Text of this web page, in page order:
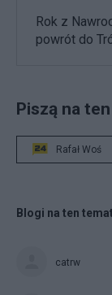
Rok z
powrót do
Piszą na
Rafał Woś
Blogi na ten temat
catrw